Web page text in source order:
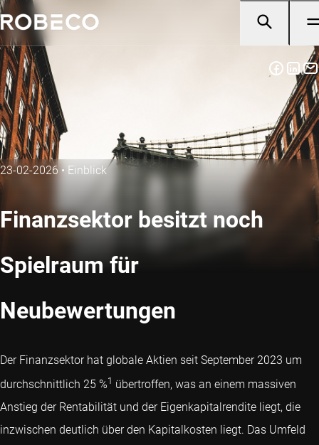
23-02-2026 • Einblick
Finanzsektor besitzt noch
Spielraum für
Neubewertungen
Der Finanzsektor hat globale Aktien seit September 2023 um
durchschnittlich 25 %1 übertroffen, was an einem massiven
Anstieg der Rentabilität und der Eigenkapitalrendite liegt, die
inzwischen deutlich über den Kapitalkosten liegt. Das Umfeld